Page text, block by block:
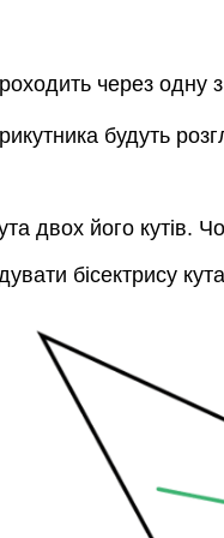
через
будуть
двох його кутів.
бісектрису кута